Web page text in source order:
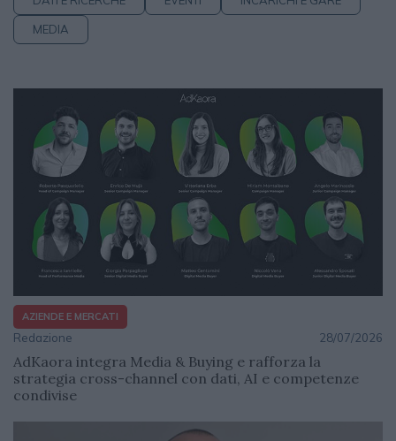
MEDIA
AZIENDE E MERCATI
Redazione 28/07/2026
AdKaora integra Media & Buying e rafforza la
strategia cross-channel con dati, AI e competenze
condivise